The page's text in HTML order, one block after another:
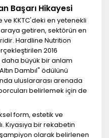
Başarı Hikayesi
KKTC'deki en yetenekli
getiren, sektörün en
Hardline Nutrition
2016
büyük bir anlam
Dambıl" ödülünü
uluslararası arenada
belirlemek için de
form, estetik ve
Kıyasıya bir rekabetin
olarak belirlenen